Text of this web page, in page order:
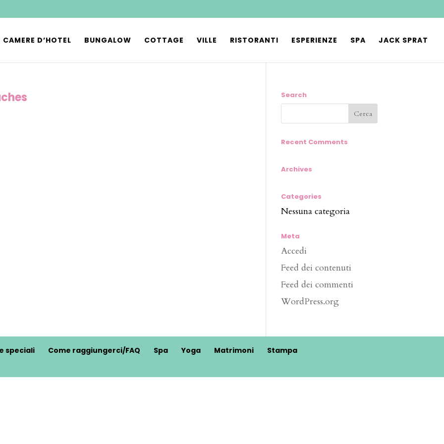
CAMERE D’HOTEL BUNGALOW COTTAGE VILLE RISTORANTI ESPERIENZE SPA JACK SPRAT
Search
Recent Comments
Archives
Categories
Nessuna categoria
Meta
Accedi
Feed dei contenuti
Feed dei commenti
WordPress.org
speciali Come raggiungerci/FAQ Spa Yoga Matrimoni
Stampa